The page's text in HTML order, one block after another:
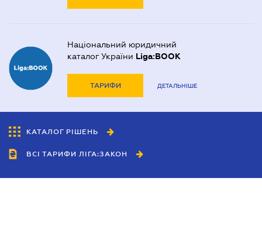
Національний юридичний
каталог України Liga:BOOK
ТАРИФИ ДЕТАЛЬНІШЕ
КАТАЛОГ РІШЕНЬ
ВСІ ТАРИФИ ЛІГА:ЗАКОН